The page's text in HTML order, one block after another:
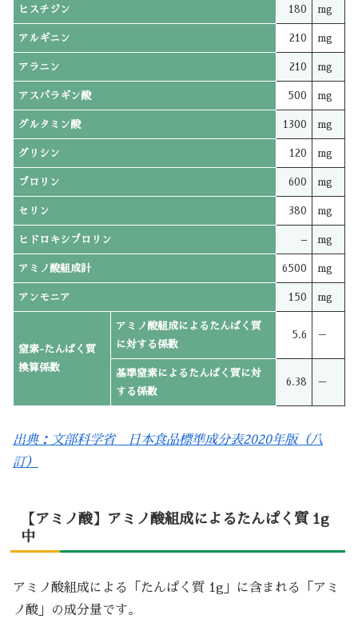
ヒスチジン 180 mg
アルギニン 210 mg
アラニン 210 mg
アスパラギン酸 500 mg
グルタミン酸 1300 mg
グリシン 120 mg
プロリン 600 mg
セリン 380 mg
ヒドロキシプロリン – mg
アミノ酸組成計 6500 mg
アンモニア 150 mg
窒素-たんぱく質
換算係数
アミノ酸組成によるたんぱく質
に対する係数
5.6 －
基準窒素によるたんぱく質に対
する係数
6.38 －
出典：文部科学省 日本食品標準成分表2020年版（八
訂）
【アミノ酸】アミノ酸組成によるたんぱく質 1g
中
アミノ酸組成による「たんぱく質 1g」に含まれる「アミ
ノ酸」の成分量です。